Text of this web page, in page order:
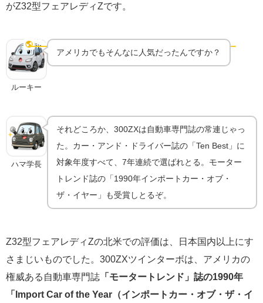
がZ32型フェアレディZです。
🌎 北米の栄光
"300ZX"としての大ヒット｜北米が愛した4代目Z
ルーキー
アメリカでもそんなに人気だったんですか？
ハマ学長
それどころか、300ZXは自動車専門誌の常連じゃっ
た。カー・アンド・ドライバー誌の「Ten Best」に
対象年度すべて、7年連続で選ばれとる。モーター
トレンド誌の「1990年インポートカー・オブ・
ザ・イヤー」も受賞しとるぞ。
Z32型フェアレディZの北米での評価は、日本国内以上にす
さまじいものでした。300ZXツインターボは、アメリカの
権威ある自動車専門誌 「モータートレンド」誌の1990年
「Import Car of the Year（インポートカー・オブ・ザ・イ